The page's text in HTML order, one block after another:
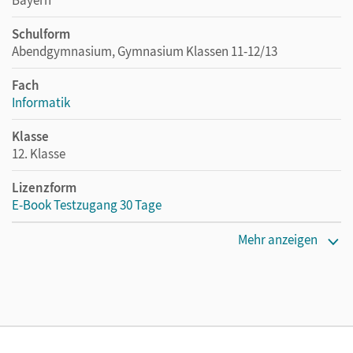
Schulform
Abendgymnasium, Gymnasium Klassen 11-12/13
Fach
Informatik
Klasse
12. Klasse
Lizenzform
E-Book Testzugang 30 Tage
Mehr anzeigen